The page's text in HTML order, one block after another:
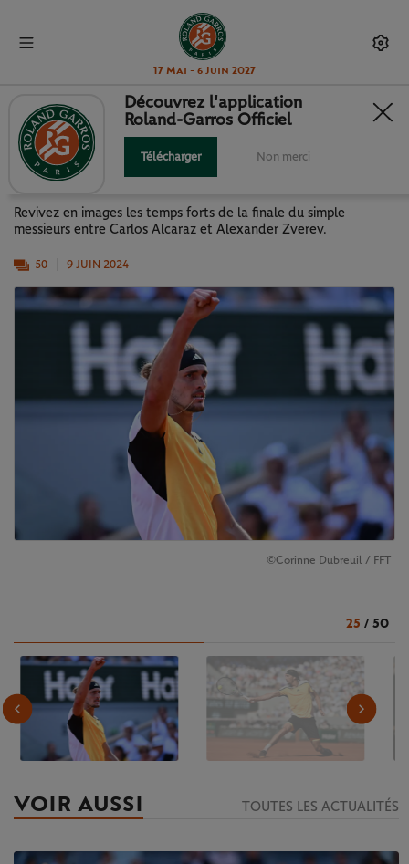
17 Mai - 6 Juin 2027
J15 : LA FINALE ALCARAZ -
ZVEREV EN IMAGES
Revivez en images les temps forts de la finale du simple
messieurs entre Carlos Alcaraz et Alexander Zverev.
50 9 JUIN 2024
©Corinne Dubreuil / FFT
25 / 50
VOIR AUSSI TOUTES LES ACTUALITÉS
Découvrez l'application
Roland-Garros Officiel
Télécharger Non merci